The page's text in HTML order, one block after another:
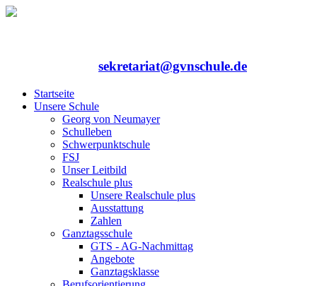
sekretariat@gvnschule.de
Startseite
Unsere Schule
Georg von Neumayer
Schulleben
Schwerpunktschule
FSJ
Unser Leitbild
Realschule plus
Unsere Realschule plus
Ausstattung
Zahlen
Ganztagsschule
GTS - AG-Nachmittag
Angebote
Ganztagsklasse